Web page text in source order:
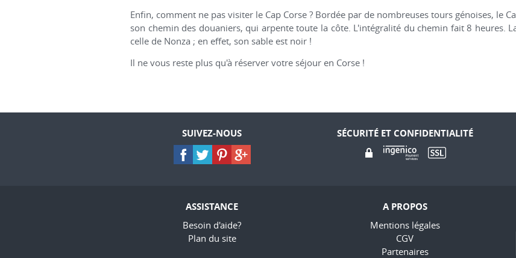
Enfin, comment ne pas visiter le Cap Corse ? Bordée par de nombreuses tours génoises, le
son chemin des douaniers, qui arpente toute la côte. L'intégralité du chemin fait 8 heures.
celle de Nonza ; en effet, son sable est noir !
Il ne vous reste plus qu'à réserver votre séjour en Corse !
SUIVEZ-NOUS SÉCURITÉ ET CONFIDENTIALITÉ
ASSISTANCE
Besoin d'aide?
Plan du site
A PROPOS
Mentions légales
CGV
Partenaires